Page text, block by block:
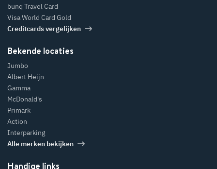
bunq Travel Card
Visa World Card Gold
Creditcards vergelijken
Bekende locaties
Jumbo
Albert Heijn
Gamma
McDonald's
Primark
Action
Interparking
Alle merken bekijken
Handige links